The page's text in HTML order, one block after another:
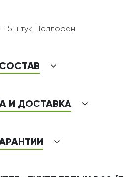
5 штук. Целлофан
СОСТАВ
И ДОСТАВКА